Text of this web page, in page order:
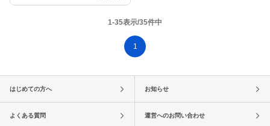
1-35表示/35件中
1
はじめての方へ お知らせ
よくある質問 運営へのお問い合わせ